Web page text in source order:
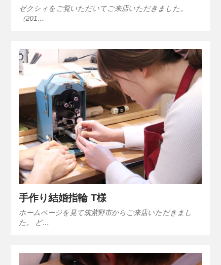
ゼクシィをご覧いただいてご来店いただきました。
（201…
手作り結婚指輪 T様
ホームページを見て筑紫野市からご来店いただきまし
た。 ど…